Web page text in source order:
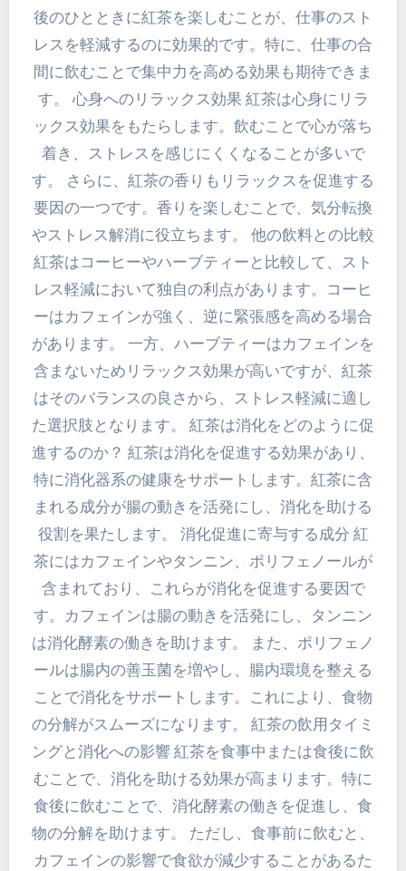
後のひとときに紅茶を楽しむことが、仕事のスト
レスを軽減するのに効果的です。特に、仕事の合
間に飲むことで集中力を高める効果も期待できま
す。 心身へのリラックス効果 紅茶は心身にリラ
ックス効果をもたらします。飲むことで心が落ち
着き、ストレスを感じにくくなることが多いで
す。 さらに、紅茶の香りもリラックスを促進する
要因の一つです。香りを楽しむことで、気分転換
やストレス解消に役立ちます。 他の飲料との比較
紅茶はコーヒーやハーブティーと比較して、スト
レス軽減において独自の利点があります。コーヒ
ーはカフェインが強く、逆に緊張感を高める場合
があります。 一方、ハーブティーはカフェインを
含まないためリラックス効果が高いですが、紅茶
はそのバランスの良さから、ストレス軽減に適し
た選択肢となります。 紅茶は消化をどのように促
進するのか？ 紅茶は消化を促進する効果があり、
特に消化器系の健康をサポートします。紅茶に含
まれる成分が腸の動きを活発にし、消化を助ける
役割を果たします。 消化促進に寄与する成分 紅
茶にはカフェインやタンニン、ポリフェノールが
含まれており、これらが消化を促進する要因で
す。カフェインは腸の動きを活発にし、タンニン
は消化酵素の働きを助けます。 また、ポリフェノ
ールは腸内の善玉菌を増やし、腸内環境を整える
ことで消化をサポートします。これにより、食物
の分解がスムーズになります。 紅茶の飲用タイミ
ングと消化への影響 紅茶を食事中または食後に飲
むことで、消化を助ける効果が高まります。特に
食後に飲むことで、消化酵素の働きを促進し、食
物の分解を助けます。 ただし、食事前に飲むと、
カフェインの影響で食欲が減少することがあるた